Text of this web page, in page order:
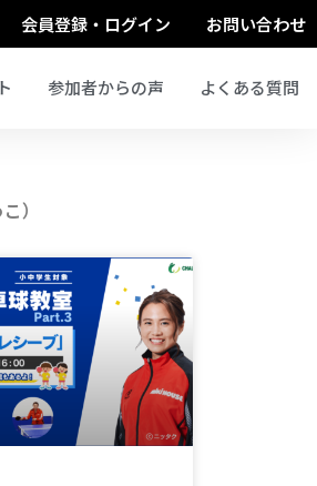
会員登録・ログイン お問い合わせ
参加者からの声 よくある質問
）